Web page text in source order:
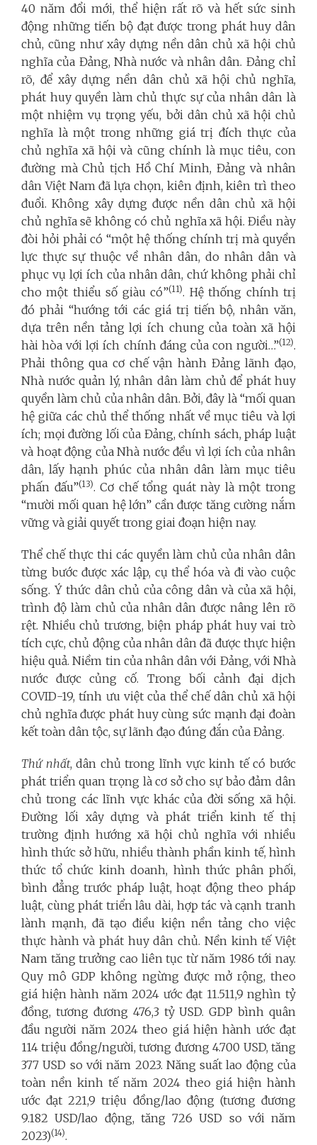
40 năm đổi mới, thể hiện rất rõ và hết sức sinh
động những tiến bộ đạt được trong phát huy dân
chủ, cũng như xây dựng nền dân chủ xã hội chủ
nghĩa của Đảng, Nhà nước và nhân dân. Đảng chỉ
rõ, để xây dựng nền dân chủ xã hội chủ nghĩa,
phát huy quyền làm chủ thực sự của nhân dân là
một nhiệm vụ trọng yếu, bởi dân chủ xã hội chủ
nghĩa là một trong những giá trị đích thực của
chủ nghĩa xã hội và cũng chính là mục tiêu, con
đường mà Chủ tịch Hồ Chí Minh, Đảng và nhân
dân Việt Nam đã lựa chọn, kiên định, kiên trì theo
đuổi. Không xây dựng được nền dân chủ xã hội
chủ nghĩa sẽ không có chủ nghĩa xã hội. Điều này
đòi hỏi phải có “một hệ thống chính trị mà quyền
lực thực sự thuộc về nhân dân, do nhân dân và
phục vụ lợi ích của nhân dân, chứ không phải chỉ
cho một thiểu số giàu có”(11). Hệ thống chính trị
đó phải “hướng tới các giá trị tiến bộ, nhân văn,
dựa trên nền tảng lợi ích chung của toàn xã hội
hài hòa với lợi ích chính đáng của con người…”(12).
Phải thông qua cơ chế vận hành Đảng lãnh đạo,
Nhà nước quản lý, nhân dân làm chủ để phát huy
quyền làm chủ của nhân dân. Bởi, đây là “mối quan
hệ giữa các chủ thể thống nhất về mục tiêu và lợi
ích; mọi đường lối của Đảng, chính sách, pháp luật
và hoạt động của Nhà nước đều vì lợi ích của nhân
dân, lấy hạnh phúc của nhân dân làm mục tiêu
phấn đấu”(13). Cơ chế tổng quát này là một trong
“mười mối quan hệ lớn” cần được tăng cường nắm
vững và giải quyết trong giai đoạn hiện nay.
Thể chế thực thi các quyền làm chủ của nhân dân
từng bước được xác lập, cụ thể hóa và đi vào cuộc
sống. Ý thức dân chủ của công dân và của xã hội,
trình độ làm chủ của nhân dân được nâng lên rõ
rệt. Nhiều chủ trương, biện pháp phát huy vai trò
tích cực, chủ động của nhân dân đã được thực hiện
hiệu quả. Niềm tin của nhân dân với Đảng, với Nhà
nước được củng cố. Trong bối cảnh đại dịch
COVID-19, tính ưu việt của thể chế dân chủ xã hội
chủ nghĩa được phát huy cùng sức mạnh đại đoàn
kết toàn dân tộc, sự lãnh đạo đúng đắn của Đảng.
Thứ nhất, dân chủ trong lĩnh vực kinh tế có bước
phát triển quan trọng là cơ sở cho sự bảo đảm dân
chủ trong các lĩnh vực khác của đời sống xã hội.
Đường lối xây dựng và phát triển kinh tế thị
trường định hướng xã hội chủ nghĩa với nhiều
hình thức sở hữu, nhiều thành phần kinh tế, hình
thức tổ chức kinh doanh, hình thức phân phối,
bình đẳng trước pháp luật, hoạt động theo pháp
luật, cùng phát triển lâu dài, hợp tác và cạnh tranh
lành mạnh, đã tạo điều kiện nền tảng cho việc
thực hành và phát huy dân chủ. Nền kinh tế Việt
Nam tăng trưởng cao liên tục từ năm 1986 tới nay.
Quy mô GDP không ngừng được mở rộng, theo
giá hiện hành năm 2024 ước đạt 11.511,9 nghìn tỷ
đồng, tương đương 476,3 tỷ USD. GDP bình quân
đầu người năm 2024 theo giá hiện hành ước đạt
114 triệu đồng/người, tương đương 4.700 USD, tăng
377 USD so với năm 2023. Năng suất lao động của
toàn nền kinh tế năm 2024 theo giá hiện hành
ước đạt 221,9 triệu đồng/lao động (tương đương
9.182 USD/lao động, tăng 726 USD so với năm
2023)(14).